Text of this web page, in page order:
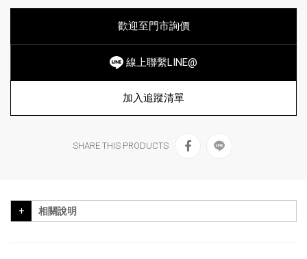
歡迎至門市詢價
線上聯繫LINE@
加入追蹤清單
SHARE THIS PRODUCTS
相關說明